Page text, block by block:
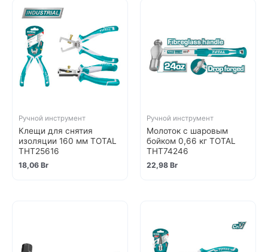
Ручной инструмент
Клещи для снятия
изоляции 160 мм TOTAL
THT25616
18,06 Br
Ручной инструмент
Молоток с шаровым
бойком 0,66 кг TOTAL
THT74246
22,98 Br